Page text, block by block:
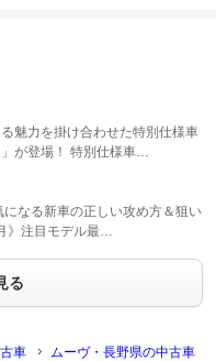
魅力を掛け合わせた特別仕様車
」が登場！ 特別仕様車…
になる新車の正しい攻め方＆狙い
》注目モデル最…
る
車
ムーヴ・長野県の中古車